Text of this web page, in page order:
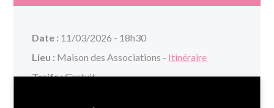
Date : 11/03/2026 - 18h30
Lieu : Maison des Associations - Itinéraire
Tarifs :Gratuit